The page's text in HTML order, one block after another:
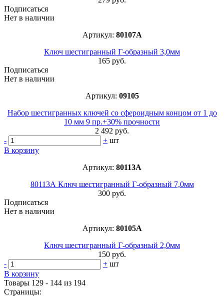
Подписаться
Нет в наличии
Артикул: 80107A
Ключ шестигранный Г-образный 3,0мм
165 руб.
Подписаться
Нет в наличии
Артикул: 09105
Набор шестигранных ключей со сфероидным концом от 1 до
10 мм 9 пр.+30% прочности
2 492 руб.
-
+ шт
В корзину
Артикул: 80113А
80113А Ключ шестигранный Г-образный 7,0мм
300 руб.
Подписаться
Нет в наличии
Артикул: 80105А
Ключ шестигранный Г-образный 2,0мм
150 руб.
-
+ шт
В корзину
Товары 129 - 144 из 194
Страницы: